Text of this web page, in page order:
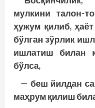
мулкини талон-
ҳужум қилиб,
бўлган зўрлик
ишлатиш билан
бўлса,
— беш йилдан
маҳрум қилиш